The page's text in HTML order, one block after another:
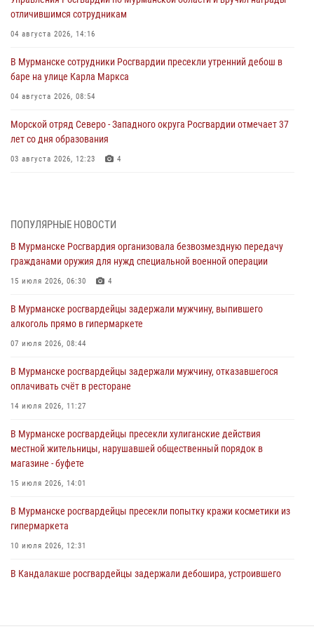
отличившимся сотрудникам
04 августа 2026, 14:16
В Мурманске сотрудники Росгвардии пресекли утренний дебош в
баре на улице Карла Маркса
04 августа 2026, 08:54
Морской отряд Северо - Западного округа Росгвардии отмечает 37
лет со дня образования
03 августа 2026, 12:23 4
Сотрудники Росгвардии провели инструктаж по
антитеррористической защищенности для членов избирательных
31 июля 2026, 08:48 3
Сотрудники Росгвардии задержали мужчину, не оплатившего счет в
30 июля 2026, 14:09
В Управлении Росгвардии по Мурманской области прошло пожарно-
30 июля 2026, 14:05
В Управлении Росгвардии по Мурманской области состоялось
богослужение, посвященное Дню памяти святого
29 июля 2026, 12:17 4
ПОПУЛЯРНЫЕ НОВОСТИ
В Мурманске Росгвардия организовала безвозмездную передачу
гражданами оружия для нужд специальной военной операции
15 июля 2026, 06:30 4
В Мурманске росгвардейцы задержали мужчину, выпившего
алкоголь прямо в гипермаркете
07 июля 2026, 08:44
В Мурманске росгвардейцы задержали мужчину, отказавшегося
оплачивать счёт в ресторане
14 июля 2026, 11:27
В Мурманске росгвардейцы пресекли хулиганские действия
местной жительницы, нарушавшей общественный порядок в
магазине - буфете
15 июля 2026, 14:01
В Мурманске росгвардейцы пресекли попытку кражи косметики из
гипермаркета
10 июля 2026, 12:31
В Кандалакше росгвардейцы задержали дебошира, устроившего